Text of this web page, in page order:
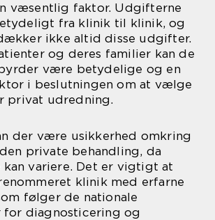
væsentlig faktor. Udgifterne
fra klinik til klinik, og
ikke altid disse udgifter.
og deres familier kan de
være betydelige og en
i beslutningen om at vælge
privat udredning.
der være usikkerhed omkring
private behandling, da
kan variere. Det er vigtigt at
klinik med erfarne
følger de nationale
for diagnosticering og